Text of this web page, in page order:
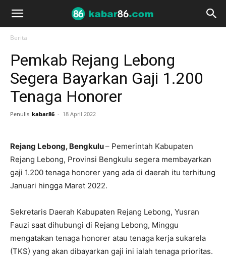
Berita
Pemkab Rejang Lebong
Segera Bayarkan Gaji 1.200
Tenaga Honorer
Penulis kabar86 - 18 April 2022
Rejang Lebong, Bengkulu– Pemerintah Kabupaten
Rejang Lebong, Provinsi Bengkulu segera membayarkan
gaji 1.200 tenaga honorer yang ada di daerah itu terhitung
Januari hingga Maret 2022.
Sekretaris Daerah Kabupaten Rejang Lebong, Yusran
Fauzi saat dihubungi di Rejang Lebong, Minggu
mengatakan tenaga honorer atau tenaga kerja sukarela
(TKS) yang akan dibayarkan gaji ini ialah tenaga prioritas.